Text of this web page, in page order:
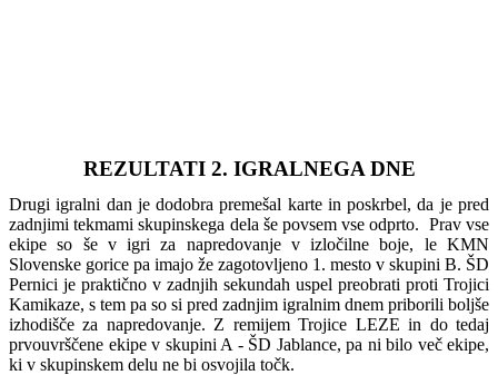
REZULTATI 2. IGRALNEGA DNE
Drugi igralni dan je dodobra premešal karte in poskrbel, da je pred
zadnjimi tekmami skupinskega dela še povsem vse odprto. Prav vse
ekipe so še v igri za napredovanje v izločilne boje, le KMN
Slovenske gorice pa imajo že zagotovljeno 1. mesto v skupini B. ŠD
Pernici je praktično v zadnjih sekundah uspel preobrati proti Trojici
Kamikaze, s tem pa so si pred zadnjim igralnim dnem priborili boljše
izhodišče za napredovanje. Z remijem Trojice LEZE in do tedaj
prvouvrščene ekipe v skupini A - ŠD Jablance, pa ni bilo več ekipe,
ki v skupinskem delu ne bi osvojila točk.